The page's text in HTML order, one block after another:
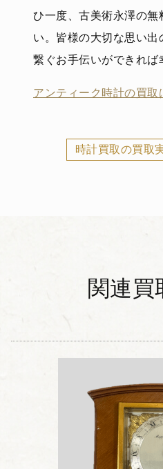
ひ一度、古美術永澤の無
い。皆様の大切な思い出
繋ぐお手伝いができれば
アンティーク時計の買取
時計買取の買取
関連買